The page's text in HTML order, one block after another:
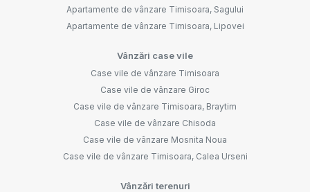
Apartamente de vânzare Timisoara, Sagului
Apartamente de vânzare Timisoara, Lipovei
Vânzări case vile
Case vile de vânzare Timisoara
Case vile de vânzare Giroc
Case vile de vânzare Timisoara, Braytim
Case vile de vânzare Chisoda
Case vile de vânzare Mosnita Noua
Case vile de vânzare Timisoara, Calea Urseni
Vânzări terenuri